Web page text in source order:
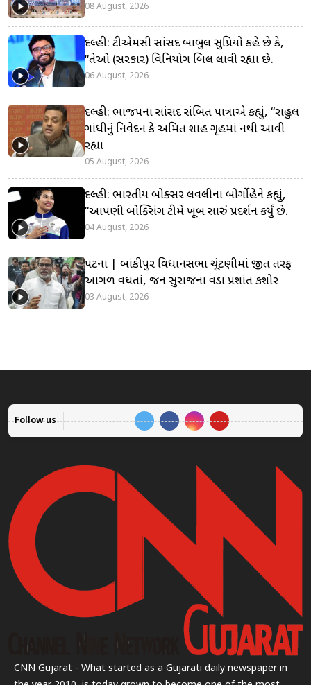
08 August, 2026
દિલ્હી: ટીએમસી સાંસદ બાબુલ સુપ્રિયો કહે છે કે,
“તેઓ (સરકાર) વિનિયોગ બિલ લાવી રહ્યા છે.
06 August, 2026
દિલ્હી: ભાજપના સાંસદ સંબિત પાત્રાએ કહ્યું, “રાહુલ
ગાંધીનું નિવેદન કે અમિત શાહ ગૃહમાં નથી આવી
રહ્યા
05 August, 2026
દિલ્હી: ભારતીય બોક્સર લવલીના બોર્ગોહેને કહ્યું,
“આપણી બોક્સિંગ ટીમે ખૂબ સારું પ્રદર્શન કર્યું છે.
04 August, 2026
પટના | બાંકીપુર વિધાનસભા ચૂંટણીમાં જીત તરફ
આગળ વધતાં, જન સુરાજના વડા પ્રશાંત કિશોર
03 August, 2026
Follow us
CNN Gujarat - What started as a Gujarati daily newspaper in